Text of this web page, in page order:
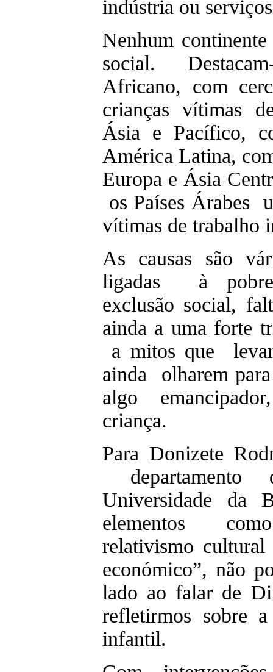
indústria ou
Nenhum
social.
Africano, com
crianças vítimas
Ásia e Pacífico,
América Latina,
Europa e Ásia
os Países Árabes
vítimas de trabalho
As causas são
ligadas à
exclusão social,
ainda a uma forte
a mitos que
ainda olharem
algo
criança.
Para Donizete
departamento
Universidade da
elementos
relativismo
económico”, não
lado ao falar de
refletirmos sobre
infantil.